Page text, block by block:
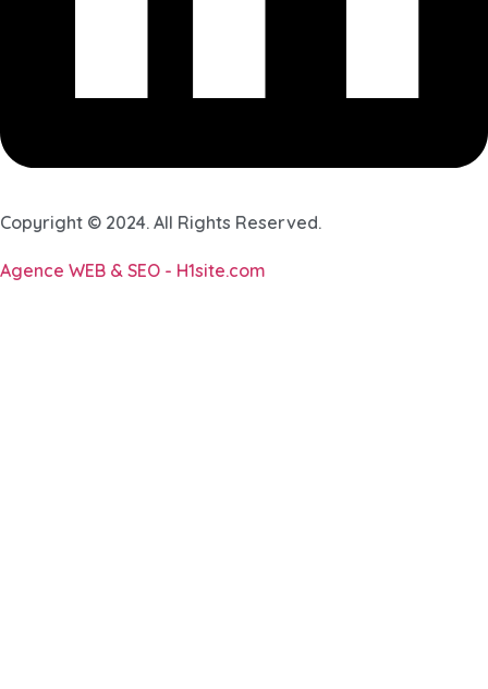
Copyright © 2024. All Rights Reserved.
Agence WEB & SEO - H1site.com